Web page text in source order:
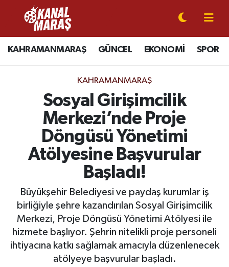
KAHRAMANMARAŞ GÜNCEL EKONOMİ SPOR
KAHRAMANMARAŞ
Sosyal Girişimcilik
Merkezi’nde Proje
Döngüsü Yönetimi
Atölyesine Başvurular
Başladı!
Büyükşehir Belediyesi ve paydaş kurumlar iş
birliğiyle şehre kazandırılan Sosyal Girişimcilik
Merkezi, Proje Döngüsü Yönetimi Atölyesi ile
hizmete başlıyor. Şehrin nitelikli proje personeli
ihtiyacına katkı sağlamak amacıyla düzenlenecek
atölyeye başvurular başladı.
CANLI YAYIN
KAHRAMANMARAŞ
SPOR
SİYASET
GÜNDEM
MAGAZİN
SAĞLIK
Kahramanmaraş Nöbetçi Eczaneler
Kahramanmaraş Hava Durumu
Kahramanmaraş Namaz Vakitleri
Kahramanmaraş Trafik Yoğunluk Haritası
Süper Lig Puan Durumu ve Fikstür
Tüm Manşetler
Son Dakika Haberleri
Haber Arşivi